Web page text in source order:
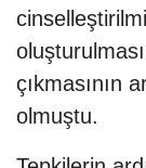
çıkmasının
olmuştu.